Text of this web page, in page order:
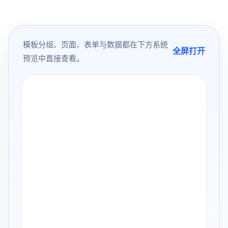
模板分组、页面、表单与数据都在下方系统
预览中直接查看。
全屏打开